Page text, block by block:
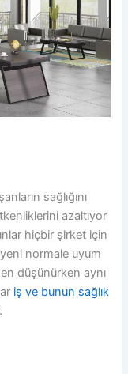
sağlığını
azaltıyor
hiçbir şirket için
normale uyum
düşünürken aynı
iş ve bunun sağlık